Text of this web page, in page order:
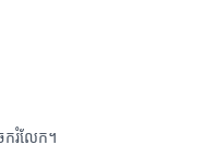
រំលែក។